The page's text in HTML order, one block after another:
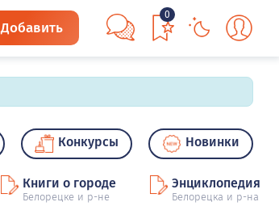
Добавить
0
Конкурсы Новинки
Книги о городе
Белорецке и р-не
Энциклопедия
Белорецка и р-на